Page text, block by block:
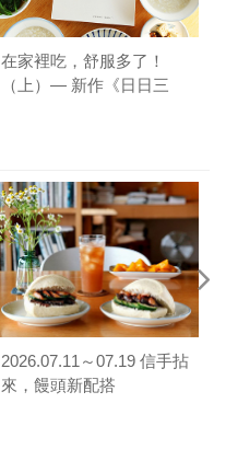
在家裡吃，舒服多了！
（上）— 新作《日日三
2026.07.11～07.19 信手拈
來，饅頭新配搭